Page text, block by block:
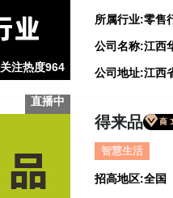
关注热度964
所属行业:零售
公司名称:江西
直播中
得来品
智慧生活
招高地区:全国